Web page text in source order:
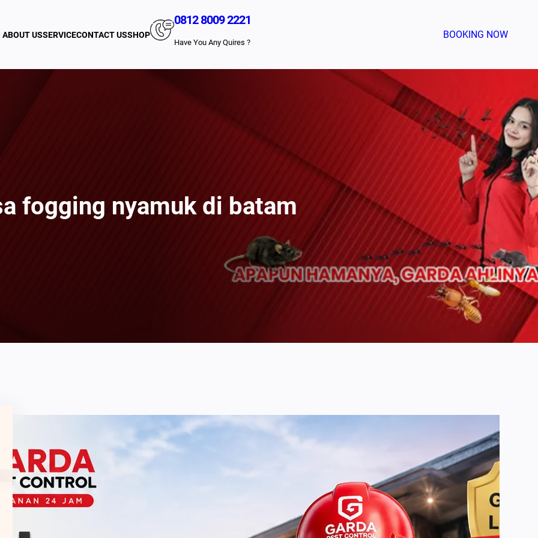
ABOUT USSERVICECONTACT USSHOP
0812 8009 2221
Have You Any Quires ?
BOOKING NOW
fogging nyamuk di batam